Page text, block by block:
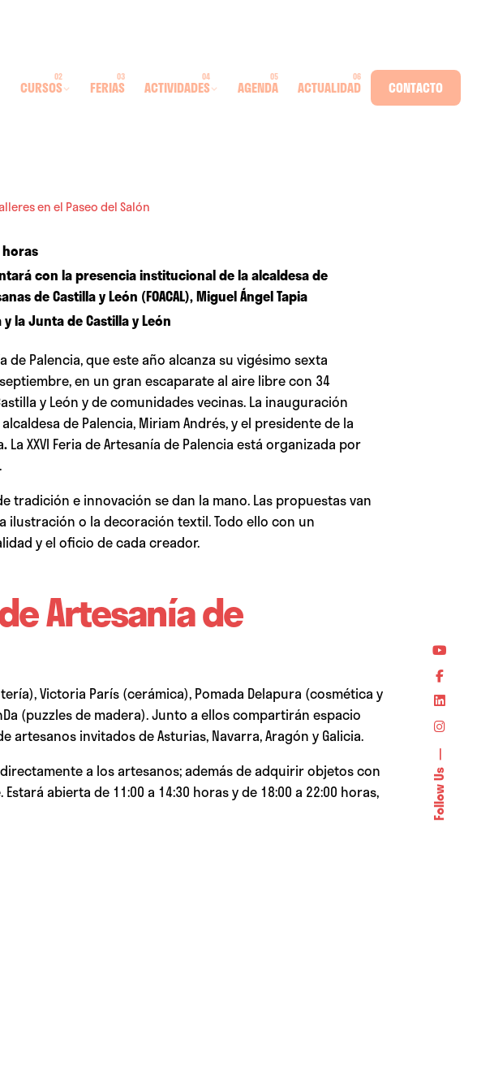
Follow Us
CURSOS FERIAS ACTIVIDADES AGENDA ACTUALIDAD CONTACTO
en el Paseo del Salón
horas
con la presencia institucional de la alcaldesa de
de Castilla y León (FOACAL), Miguel Ángel Tapia
la Junta de Castilla y León
Palencia, que este año alcanza su vigésimo sexta
en un gran escaparate al aire libre con 34
y León y de comunidades vecinas. La inauguración
de Palencia, Miriam Andrés, y el presidente de la
. La XXVI Feria de Artesanía de Palencia está organizada por
tradición e innovación se dan la mano. Las propuestas van
ilustración o la decoración textil. Todo ello con un
y el oficio de cada creador.
Artesanía de
Victoria París (cerámica), Pomada Delapura (cosmética y
(puzzles de madera). Junto a ellos compartirán espacio
artesanos invitados de Asturias, Navarra, Aragón y Galicia.
a los artesanos; además de adquirir objetos con
abierta de 11:00 a 14:30 horas y de 18:00 a 22:00 horas,